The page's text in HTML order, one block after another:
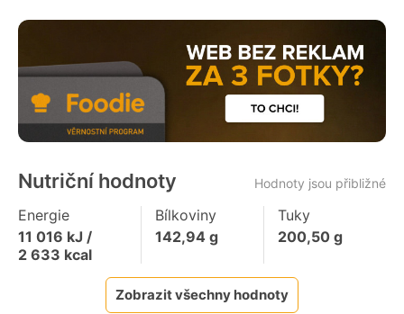
Nutriční hodnoty Hodnoty jsou přibližné
Energie
11 016 kJ /
2 633 kcal
Bílkoviny
142,94 g
Tuky
200,50g
Zobrazit všechny hodnoty